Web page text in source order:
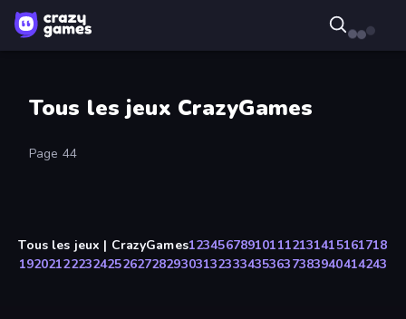
Tous les jeux CrazyGames
Page 44
Tous les jeux | CrazyGames123456789101112131415161718
19202122232425262728293031323334353637383940414243